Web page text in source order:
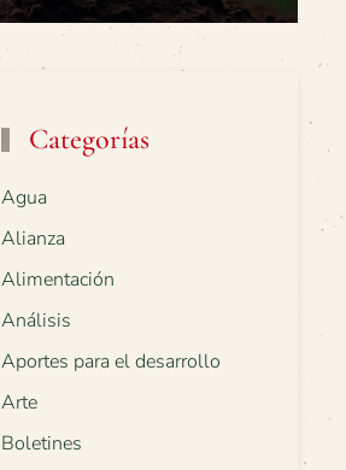
Categorías
Agua
Alianza
Alimentación
Análisis
Aportes para el desarrollo
Arte
Boletines